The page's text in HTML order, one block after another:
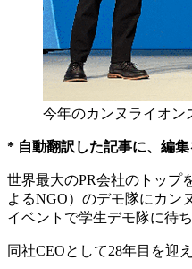
今年のカンヌライオン
* 自動翻訳した記事に、編集
世界最大のPR会社のトップ
よるNGO）のデモ隊にカン
イベントで学生デモ隊に待
同社CEOとして28年目を迎